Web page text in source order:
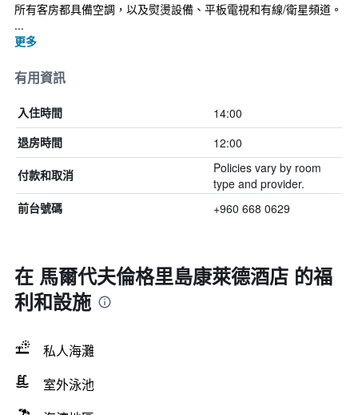
所有客房都具備空調，以及熨燙設備、平板電視和有線/衛星頻道。
...
更多
有用資訊
入住時間 14:00
退房時間 12:00
付款和取消
Policies vary by room
type and provider.
前台號碼 +960 668 0629
在 馬爾代夫倫格里島康萊德酒店 的福
利和設施
私人海灘
室外泳池